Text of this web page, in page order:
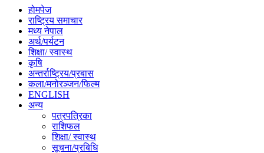
होमपेज
राष्ट्रिय समाचार
मध्य नेपाल
अर्थ/पर्यटन
शिक्षा/ स्वास्थ
कृषि
अन्तर्राष्ट्रिय/प्रबास
कला/मनोरञ्जन/फिल्म
ENGLISH
अन्य
पत्रपत्रिका
राशिफल
शिक्षा/ स्वास्थ
सूचना/प्रबिधि